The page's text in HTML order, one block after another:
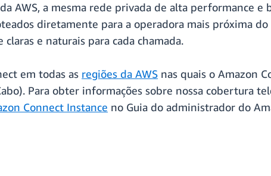
AWS, a mesma rede privada de alta performance e
diretamente para a operadora mais próxima do
e naturais para cada chamada.
em todas as regiões da AWS nas quais o Amazon
Para obter informações sobre nossa cobertura
Connect Instance no Guia do administrador do